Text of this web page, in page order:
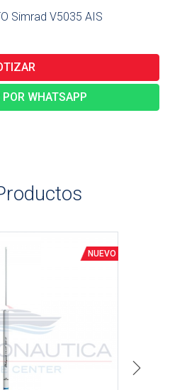
Simrad V5035 AIS
WHATSAPP
Next